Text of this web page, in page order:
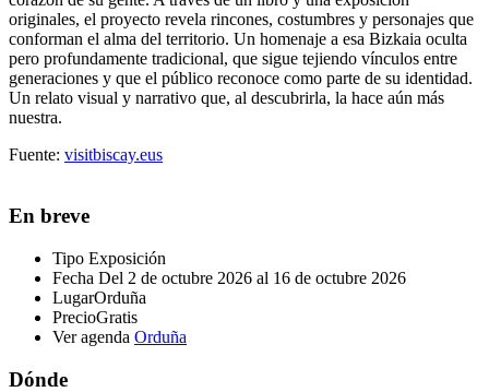
originales, el proyecto revela rincones, costumbres y personajes que
conforman el alma del territorio. Un homenaje a esa Bizkaia oculta
pero profundamente tradicional, que sigue tejiendo vínculos entre
generaciones y que el público reconoce como parte de su identidad.
Un relato visual y narrativo que, al descubrirla, la hace aún más
nuestra.
Fuente: visitbiscay.eus
En breve
Tipo Exposición
Fecha Del 2 de octubre 2026 al 16 de octubre 2026
LugarOrduña
PrecioGratis
Ver agenda Orduña
Dónde